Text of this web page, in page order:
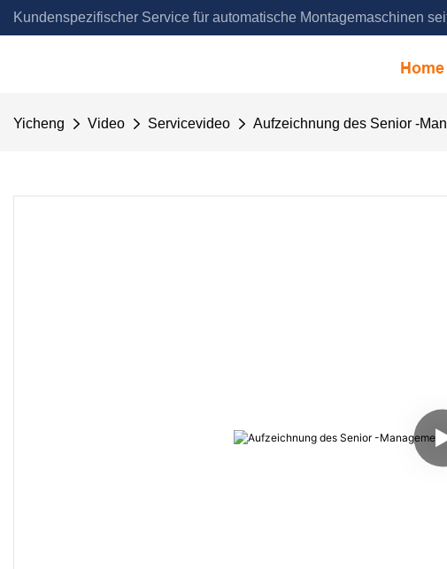
Kundenspezifischer Service für automatische Montagemaschinen
Home
Yicheng Video Servicevideo Aufzeichnung des Senior -